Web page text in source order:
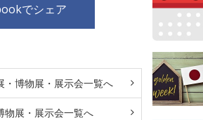
でシェア
・博物展・展示会一覧へ
物展・展示会一覧へ